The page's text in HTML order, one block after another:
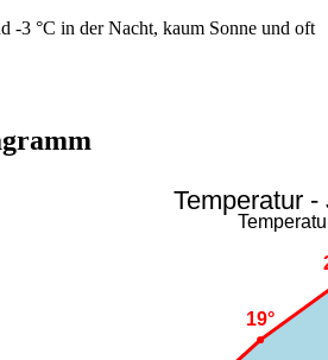
-3 °C in der Nacht, kaum Sonne und oft